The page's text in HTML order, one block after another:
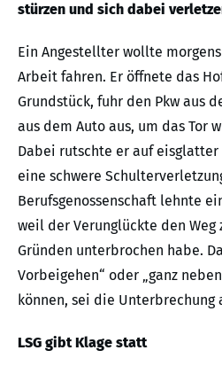
stürzen und sich dabei
Ein Angestellter wollte
Arbeit fahren. Er öffnete das
Grundstück, fuhr den Pkw aus
aus dem Auto aus, um das Tor
Dabei rutschte er auf
eine schwere
Berufsgenossenschaft lehnte
weil der Verunglückte den
Gründen unterbrochen habe.
Vorbeigehen“ oder „ganz
können, sei die Unterbrechung
LSG gibt Klage statt